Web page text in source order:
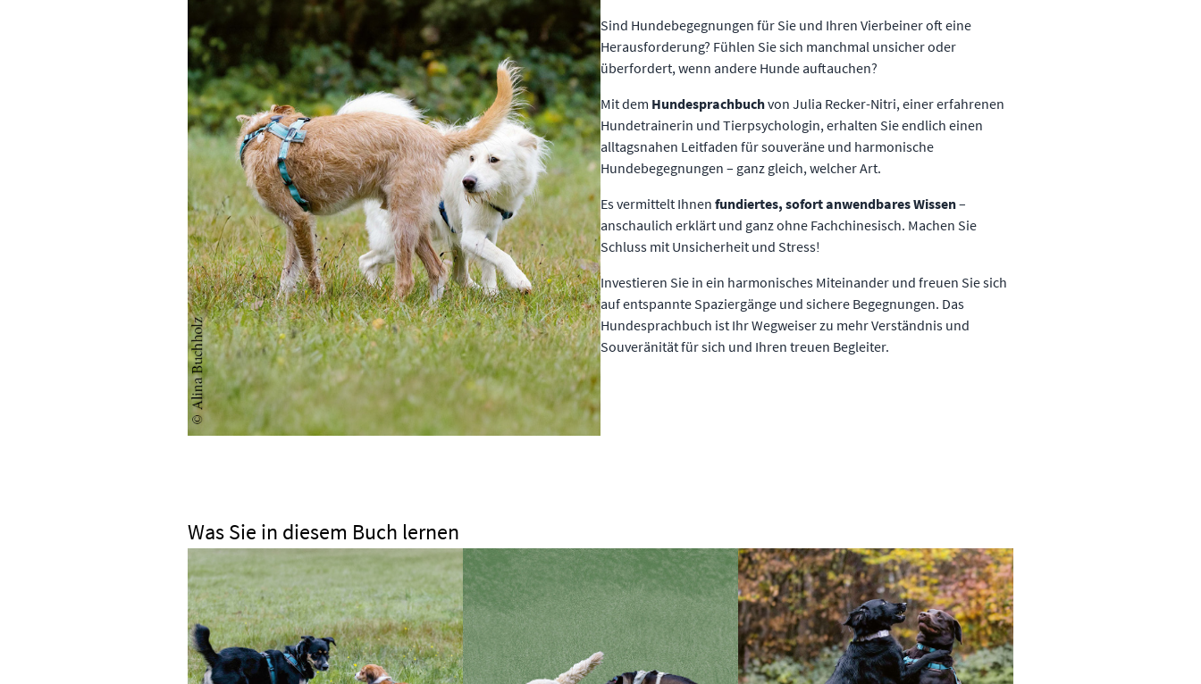
Sind Hundebegegnungen für Sie und Ihren Vierbeiner oft eine
Herausforderung? Fühlen Sie sich manchmal unsicher oder
überfordert, wenn andere Hunde auftauchen?
Mit dem Hundesprachbuchvon Julia Recker-Nitri, einer erfahrenen
Hundetrainerin und Tierpsychologin, erhalten Sie endlich einen
alltagsnahen Leitfaden für souveräne und harmonische
Hundebegegnungen – ganz gleich, welcher Art.
Es vermittelt Ihnen fundiertes, sofort anwendbares Wissen–
anschaulich erklärt und ganz ohne Fachchinesisch. Machen Sie
Schluss mit Unsicherheit und Stress!
Investieren Sie in ein harmonisches Miteinander und freuen Sie sich
auf entspannte Spaziergänge und sichere Begegnungen. Das
Hundesprachbuch ist Ihr Wegweiser zu mehr Verständnis und
Souveränität für sich und Ihren treuen Begleiter.
Was Sie in diesem Buch lernen